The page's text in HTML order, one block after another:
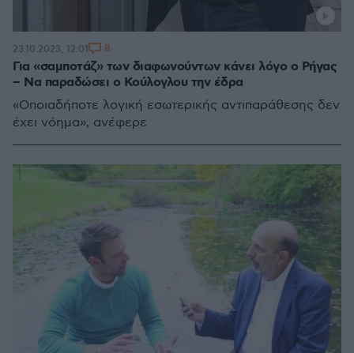
Για «σαμποτάζ» των διαφωνούντων κάνει λόγο ο Ρήγας
– Να παραδώσει ο Κούλογλου την έδρα
«Οποιαδήποτε λογική εσωτερικής αντιπαράθεσης δεν
έχει νόημα», ανέφερε
23.10.2023, 12:01 8